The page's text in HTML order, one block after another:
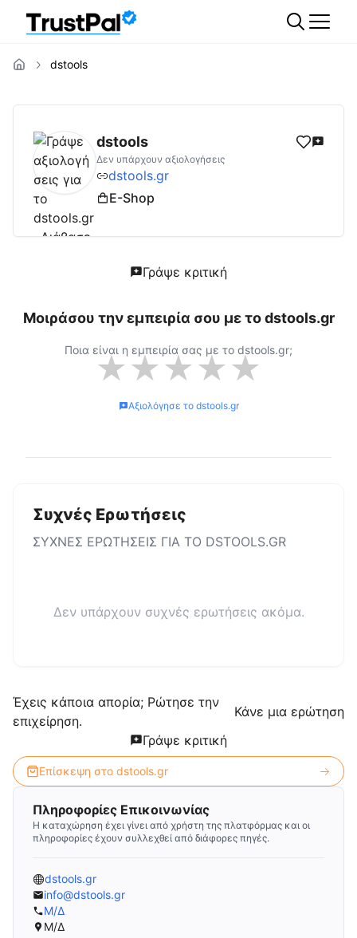
dstools
dstools.gr Αξιολογήσεις | Δες
dstools
Δεν υπάρχουν αξιολογήσεις
dstools.gr
E-Shop
Γράψε κριτική
Μοιράσου την εμπειρία σου με τοdstools.gr
Ποια είναι η εμπειρία σας με το dstools.gr;
★★★★★
Αξιολόγησε το dstools.gr
Συχνές Ερωτήσεις
ΣΥΧΝΕΣ ΕΡΩΤΗΣΕΙΣ ΓΙΑ ΤΟ DSTOOLS.GR
Δεν υπάρχουν συχνές ερωτήσεις ακόμα.
Έχεις κάποια απορία; Ρώτησε την
επιχείρηση.
Κάνε μια ερώτηση
Γράψε κριτική
Επίσκεψη στο dstools.gr
Πληροφορίες Επικοινωνίας
Η καταχώρηση έχει γίνει από χρήστη της πλατφόρμας και οι
πληροφορίες έχουν συλλεχθεί από διάφορες πηγές.
dstools.gr
info@dstools.gr
Μ/Δ
Μ/Δ